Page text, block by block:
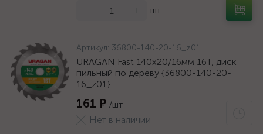
шт
Артикул: 36800-140-20-16_z01
URAGAN Fast 140x20/16мм 16Т, диск
пильный по дереву {36800-140-20-
16_z01}
161 ₽ /шт
Нет в наличии